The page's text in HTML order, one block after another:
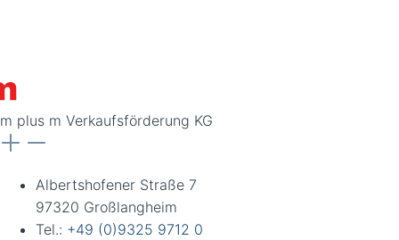
m plus m Verkaufsförderung KG
Albertshofener Straße 7
97320 Großlangheim
Tel.: +49 (0)9325 9712 0